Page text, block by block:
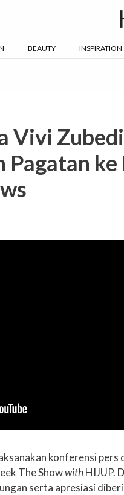
BEAUTY INSPIRATION
Vivi
Pagatan
konferensi pers
The ShowwithHIJUP.
serta apresiasi